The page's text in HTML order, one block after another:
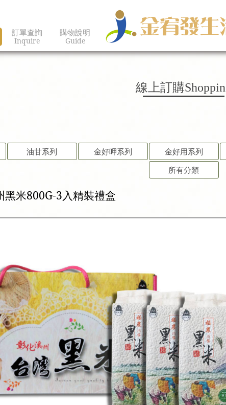
訂單查詢
Inquire
購物說明
Guide
線上訂購
油甘系列 金好呷系列 金好用系列
所有分類
黑米800G-3入精裝禮盒